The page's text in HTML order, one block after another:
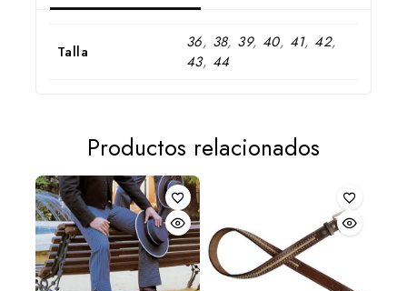
Talla 36, 38, 39, 40, 41, 42,
43, 44
Productos relacionados